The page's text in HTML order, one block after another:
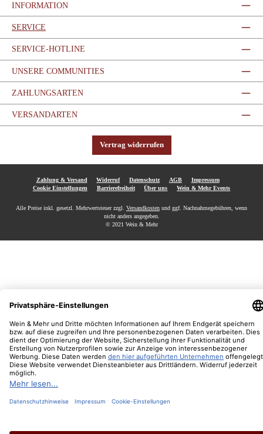
INFORMATION
SERVICE
SERVICE-HOTLINE
UNSERE COMMUNITIES
ZAHLUNGSARTEN
VERSANDARTEN
Vertrag widerrufen
Zahlung & Versand Widerruf Datenschutz AGB
Impressum
Cookie Einstellungen
Barrierefreiheit Über uns Wein & Mehr Events
Alle Preise inkl. gesetzl. Mehrwertsteuer zzgl. Versandkosten und ggf. Nachnahmegebühren, wenn
nicht anders angegeben.
© 2021 Wein & Mehr